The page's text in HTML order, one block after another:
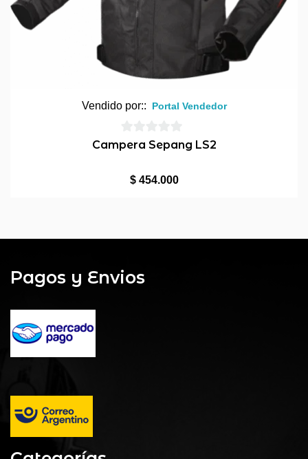
Vendido por:: Portal Vendedor
0
Campera Sepang LS2
$454.000
Pagos y Envios